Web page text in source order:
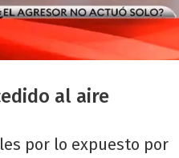
al aire
por lo expuesto por